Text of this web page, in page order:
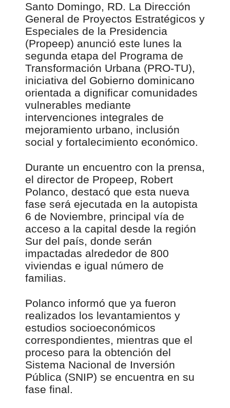
Santo Domingo, RD. La Dirección
General de Proyectos Estratégicos y
Especiales de la Presidencia
(Propeep) anunció este lunes la
segunda etapa del Programa de
Transformación Urbana (PRO-TU),
iniciativa del Gobierno dominicano
orientada a dignificar comunidades
vulnerables mediante
intervenciones integrales de
mejoramiento urbano, inclusión
social y fortalecimiento económico.
Durante un encuentro con la prensa,
el director de Propeep, Robert
Polanco, destacó que esta nueva
fase será ejecutada en la autopista
6 de Noviembre, principal vía de
acceso a la capital desde la región
Sur del país, donde serán
impactadas alrededor de 800
viviendas e igual número de
familias.
Polanco informó que ya fueron
realizados los levantamientos y
estudios socioeconómicos
correspondientes, mientras que el
proceso para la obtención del
Sistema Nacional de Inversión
Pública (SNIP) se encuentra en su
fase final.